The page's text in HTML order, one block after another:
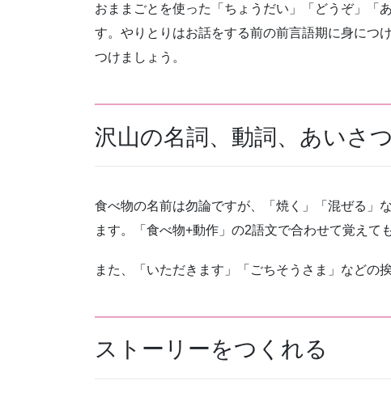
おままごとを使った「ちょうだい」「どうぞ」「
す。やりとりはお話をする前の前言語期に身につ
つけましょう。
沢山の名詞、動詞、あいさ
食べ物の名前は勿論ですが、「焼く」「混ぜる」
ます。「食べ物+動作」の2語文で合わせて覚えて
また、「いただきます」「ごちそうさま」などの
ストーリーをつくれる